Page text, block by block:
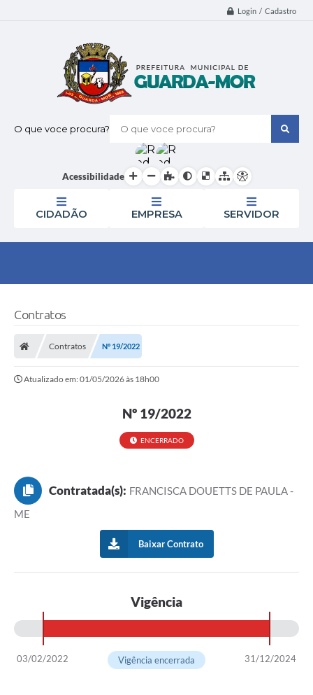
Login / Cadastro
O que voce procura?
Acessibilidade
CIDADÃO EMPRESA SERVIDOR
Contratos
Contratos Nº 19/2022
Atualizado em: 01/05/2026 às 18h00
Nº 19/2022
ENCERRADO
Contratada(s): FRANCISCA DOUETTS DE PAULA -
ME
Baixar Contrato
Vigência
03/02/2022 31/12/2024
Vigência encerrada